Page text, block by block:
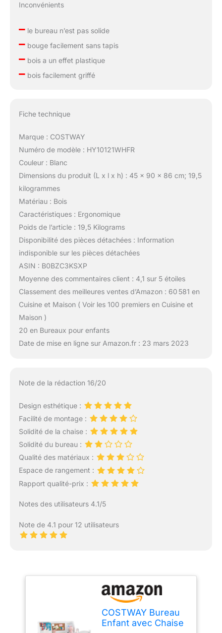
Inconvénients
–le bureau n’est pas solide
–bouge facilement sans tapis
–bois a un effet plastique
–bois facilement griffé
Fiche technique
Marque : COSTWAY
Numéro de modèle : HY10121WHFR
Couleur : Blanc
Dimensions du produit (L x l x h) : 45 x 90 x 86 cm; 19,5
kilogrammes
Matériau : Bois
Caractéristiques : Ergonomique
Poids de l’article : 19,5 Kilograms
Disponibilité des pièces détachées : Information
indisponible sur les pièces détachées
ASIN : B0BZC3KSXP
Moyenne des commentaires client : 4,1 sur 5 étoiles
Classement des meilleures ventes d’Amazon : 60 581 en
Cuisine et Maison ( Voir les 100 premiers en Cuisine et
Maison )
20 en Bureaux pour enfants
Date de mise en ligne sur Amazon.fr : 23 mars 2023
Note de la rédaction 16/20
Design esthétique :
Facilité de montage :
Solidité de la chaise :
Solidité du bureau :
Qualité des matériaux :
Espace de rangement :
Rapport qualité-prix :
Notes des utilisateurs 4.1/5
Note de 4.1 pour 12 utilisateurs
COSTWAY Bureau
Enfant avec Chaise